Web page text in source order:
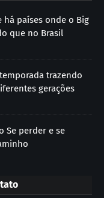
há países onde o Big
que no Brasil
trazendo
gerações
Se perder e se